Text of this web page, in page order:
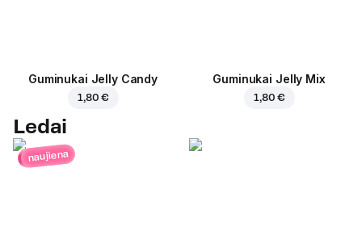
Guminukai Jelly Candy
1,80 €
Guminukai Jelly Mix
1,80 €
Ledai
naujiena